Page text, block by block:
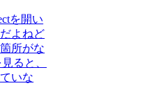
を開い
よねど
所がな
ると、
いな